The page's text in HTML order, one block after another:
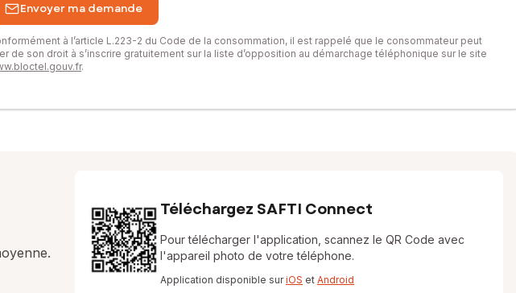
Envoyer ma demande
à l’article L.223-2 du Code de la consommation, il est rappelé que le consommateur peut
de son droit à s’inscrire gratuitement sur la liste d’opposition au démarchage téléphonique sur le site
.
Téléchargez SAFTI Connect
Pour télécharger l'application, scannez le QR Code avec
l'appareil photo de votre téléphone.
Application disponible suriOS et Android